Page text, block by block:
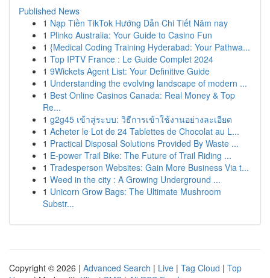
Published News
1 Nạp Tiền TikTok Hướng Dẫn Chi Tiết Năm nay
1 Plinko Australia: Your Guide to Casino Fun
1 {Medical Coding Training Hyderabad: Your Pathwa...
1 Top IPTV France : Le Guide Complet 2024
1 9Wickets Agent List: Your Definitive Guide
1 Understanding the evolving landscape of modern ...
1 Best Online Casinos Canada: Real Money & Top
Re...
1 g2g45 เข้าสู่ระบบ: วิธีการเข้าใช้งานอย่างละเอียด
1 Acheter le Lot de 24 Tablettes de Chocolat au L...
1 Practical Disposal Solutions Provided By Waste ...
1 E-power Trail Bike: The Future of Trail Riding ...
1 Tradesperson Websites: Gain More Business Via t...
1 Weed in the city : A Growing Underground ...
1 Unicorn Grow Bags: The Ultimate Mushroom
Substr...
Copyright © 2026 | Advanced Search | Live | Tag Cloud | Top